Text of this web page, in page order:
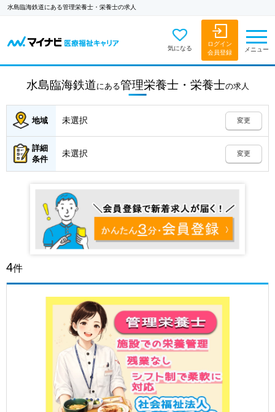
水島臨海鉄道にある管理栄養士・栄養士の求人
気になる
ログイン
会員登録
メニュー
水島臨海鉄道にある管理栄養士・栄養士の求人
地域 未選択 変更
詳細
条件
未選択 変更
4件